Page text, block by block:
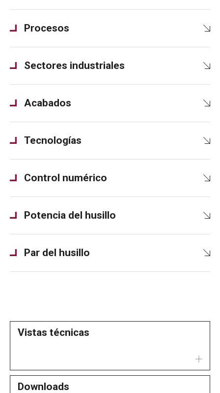
Procesos
Sectores industriales
Acabados
Tecnologías
Control numérico
Potencia del husillo
Par del husillo
Vistas técnicas
Downloads